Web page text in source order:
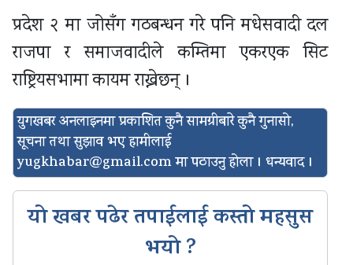
प्रदेश २ मा जोसँग गठबन्धन गरे पनि मधेसवादी दल
राजपा र समाजवादीले कम्तिमा एकरएक सिट
राष्ट्रियसभामा कायम राख्नेछन् ।
युगखबर अनलाइनमा प्रकाशित कुनै सामग्रीबारे कुनै गुनासो,
सूचना तथा सुझाव भए हामीलाई
yugkhabar@gmail.comमा पठाउनु होला । धन्यवाद ।
यो खबर पढेर तपाईलाई कस्तो महसुस
भयो ?